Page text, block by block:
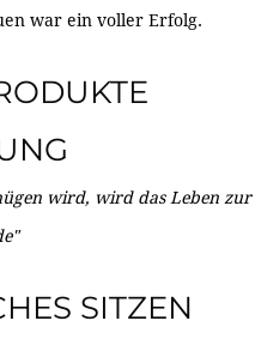
war ein voller Erfolg.
wird, wird das Leben zur
SITZEN